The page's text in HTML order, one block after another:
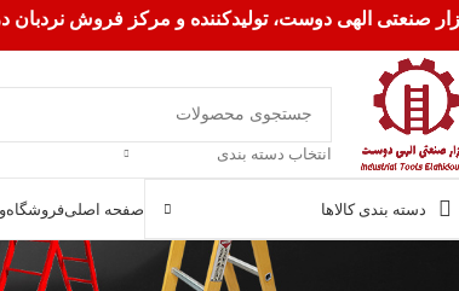
صنعتی الهی دوست، تولیدکننده و مرکز فروش نردبان
انتخاب دسته بندی
دسته بندی کالاها صفحه اصلیفروشگاه